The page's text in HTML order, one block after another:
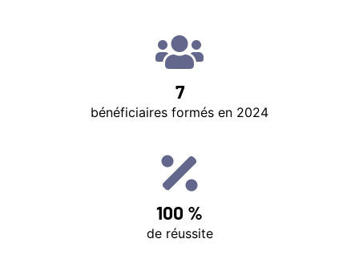
7
bénéficiaires formés en 2024
100 %
de réussite